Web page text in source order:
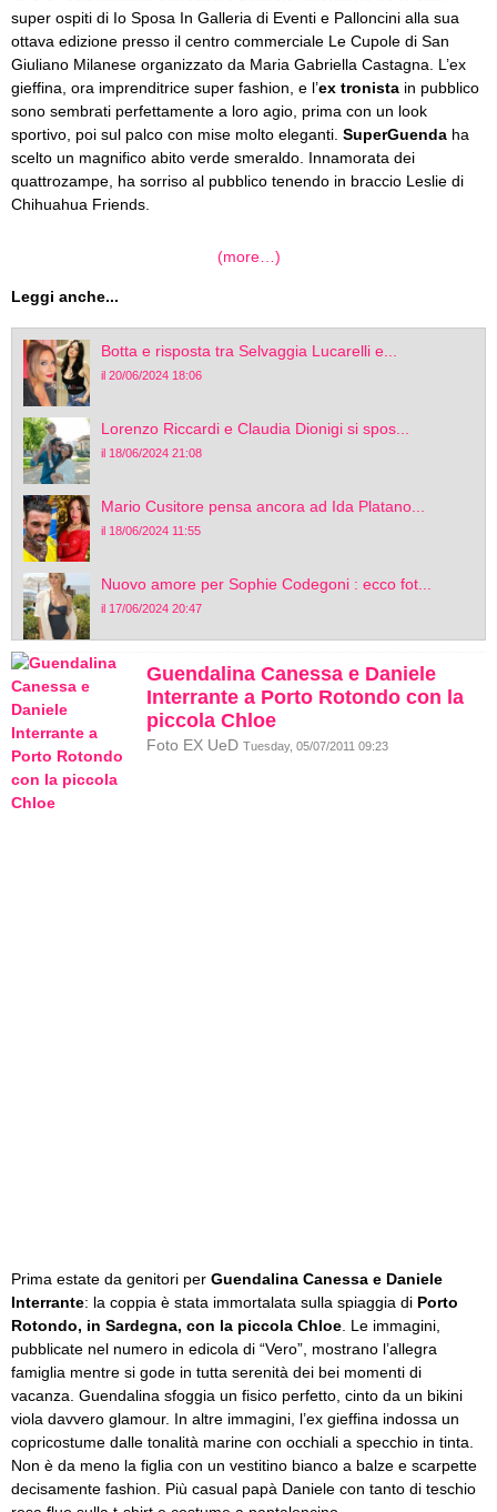
super ospiti di Io Sposa In Galleria di Eventi e Palloncini alla sua
ottava edizione presso il centro commerciale Le Cupole di San
Giuliano Milanese organizzato da Maria Gabriella Castagna. L’ex
gieffina, ora imprenditrice super fashion, e l’ex tronista in pubblico
sono sembrati perfettamente a loro agio, prima con un look
sportivo, poi sul palco con mise molto eleganti. SuperGuenda ha
scelto un magnifico abito verde smeraldo. Innamorata dei
quattrozampe, ha sorriso al pubblico tenendo in braccio Leslie di
Chihuahua Friends.
(more…)
Leggi anche...
Botta e risposta tra Selvaggia Lucarelli e...
il 20/06/2024 18:06
Lorenzo Riccardi e Claudia Dionigi si spos...
il 18/06/2024 21:08
Mario Cusitore pensa ancora ad Ida Platano...
il 18/06/2024 11:55
Nuovo amore per Sophie Codegoni : ecco fot...
il 17/06/2024 20:47
Guendalina Canessa e Daniele
Interrante a Porto Rotondo con la
piccola Chloe
Foto EX UeD Tuesday, 05/07/2011 09:23
Prima estate da genitori per Guendalina Canessa e Daniele
Interrante: la coppia è stata immortalata sulla spiaggia di Porto
Rotondo, in Sardegna, con la piccola Chloe . Le immagini,
pubblicate nel numero in edicola di “Vero”, mostrano l’allegra
famiglia mentre si gode in tutta serenità dei bei momenti di
vacanza. Guendalina sfoggia un fisico perfetto, cinto da un bikini
viola davvero glamour. In altre immagini, l’ex gieffina indossa un
copricostume dalle tonalità marine con occhiali a specchio in tinta.
Non è da meno la figlia con un vestitino bianco a balze e scarpette
decisamente fashion. Più casual papà Daniele con tanto di teschio